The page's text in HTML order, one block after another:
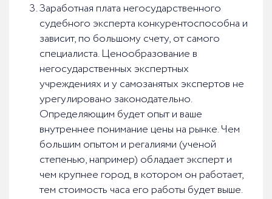
Заработная плата негосударственного
судебного эксперта конкурентоспособна и
зависит, по большому счету, от самого
специалиста. Ценообразование в
негосударственных экспертных
учреждениях и у самозанятых экспертов не
урегулировано законодательно.
Определяющим будет опыт и ваше
внутреннее понимание цены на рынке. Чем
большим опытом и регалиями (ученой
степенью, например) обладает эксперт и
чем крупнее город, в котором он работает,
тем стоимость часа его работы будет выше.